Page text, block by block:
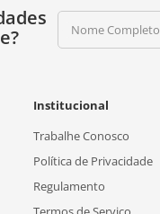
Nome Completo
Institucional
Trabalhe Conosco
Política de Privacidade
Regulamento